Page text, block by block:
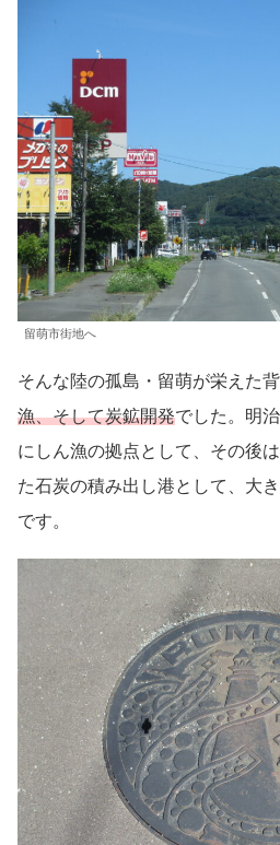
留萌市街地へ
そんな陸の孤島・留萌が栄えた背
漁、そして炭鉱開発でした。明
にしん漁の拠点として、その後
た石炭の積み出し港として、大
です。